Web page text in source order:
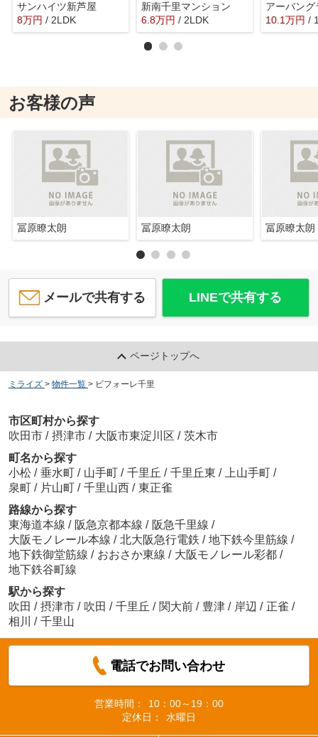
サンハイツ新芦屋
8万円 / 2LDK
新南千里マンション
6.8万円 / 2LDK
アーバン
10.1万円 /
お客様の声
冨原瞭太朗 冨原瞭太朗 冨原瞭太朗
メールで共有する LINEで共有する
ページトップへ
ミライズ > 物件一覧 > ビフォーレ千里
市区町村から探す
吹田市 / 摂津市 / 大阪市東淀川区 / 茨木市
町名から探す
小松 / 垂水町 / 山手町 / 千里丘 / 千里丘東 / 上山手町 /
泉町 / 片山町 / 千里山西 / 東正雀
路線から探す
東海道本線 / 阪急京都本線 / 阪急千里線 /
大阪モノレール本線 / 北大阪急行電鉄 / 地下鉄今里筋線 /
地下鉄御堂筋線 / おおさか東線 / 大阪モノレール彩都 /
地下鉄谷町線
駅から探す
吹田 / 摂津市 / 吹田 / 千里丘 / 関大前 / 豊津 / 岸辺 / 正雀 /
相川
/ 千里山
電話でお問い合わせ
営業時間：
10：00～19：00
定休日：
水曜日